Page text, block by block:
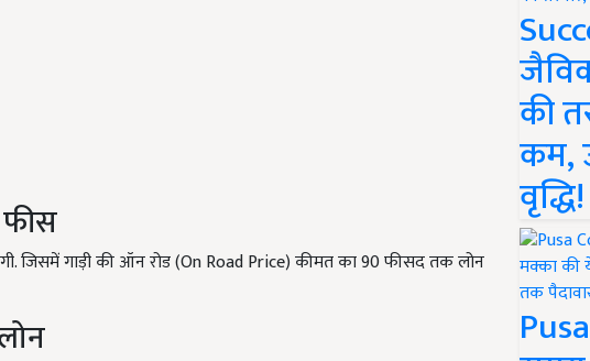
फीस
जिसमें गाड़ी की ऑन रोड (On Road Price) कीमत का 90 फीसद तक लोन
की
कम,
वृद्धि!